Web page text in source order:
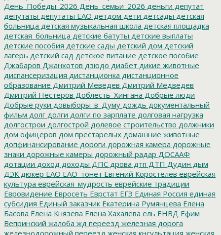
День_Победы_2026 День_семьи_2026 деньги депутат
депутаты депутаты ЕАО детдом дети детсады детская
больница детская музыкальная школа детская площадка
детская_больница детские батуты детские выплаты
детские пособия детские сады детский дом детский
лагерь детский сад детское питание детское пособие
Джабаров Джанхотов дзюдо диабет дикие животные
диспансеризация дистанционка дистанционное
образование Дмитрий Меведев Дмитрий Медведев
Дмитрий Нестеров Доблесть_Хингана Добрые люди
Добрые руки довыборы_в_Думу дождь документальный
фильм долг долги долги по зарплате долговая нагрузка
долгострои долгострой долевое строительство должники
дом офицеров дом престарелых домашние животные
допфинансирование дороги дорожная камера дорожные
знаки дорожные камеры дорожный радар ДОСААФ
дотации доход доходы ДПС дрова дтп ДТП Дудин дым
ДЭК дюкер ЕАО ЕАО_тонет Евгений Коростелев еврейская
культура еврейская_мудрость еврейские традиции
Евровидение Евросеть Еврстат ЕГЭ Единая Россия единая
субсидия Единый заказчик Екатерина Румянцева Елена
Басова Елена Князева Елена Хахалева ель ЕНВД Ефим
Вепринский жалоба жд переезд железная дорога
железнодорожный переезд женская кнсультация женская